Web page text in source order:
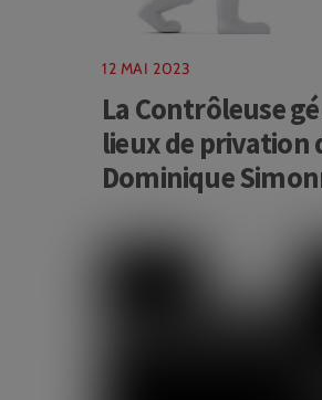
12 MAI 2023
La Contrôleuse
lieux de privation
Dominique
République, au
annuel d’activité